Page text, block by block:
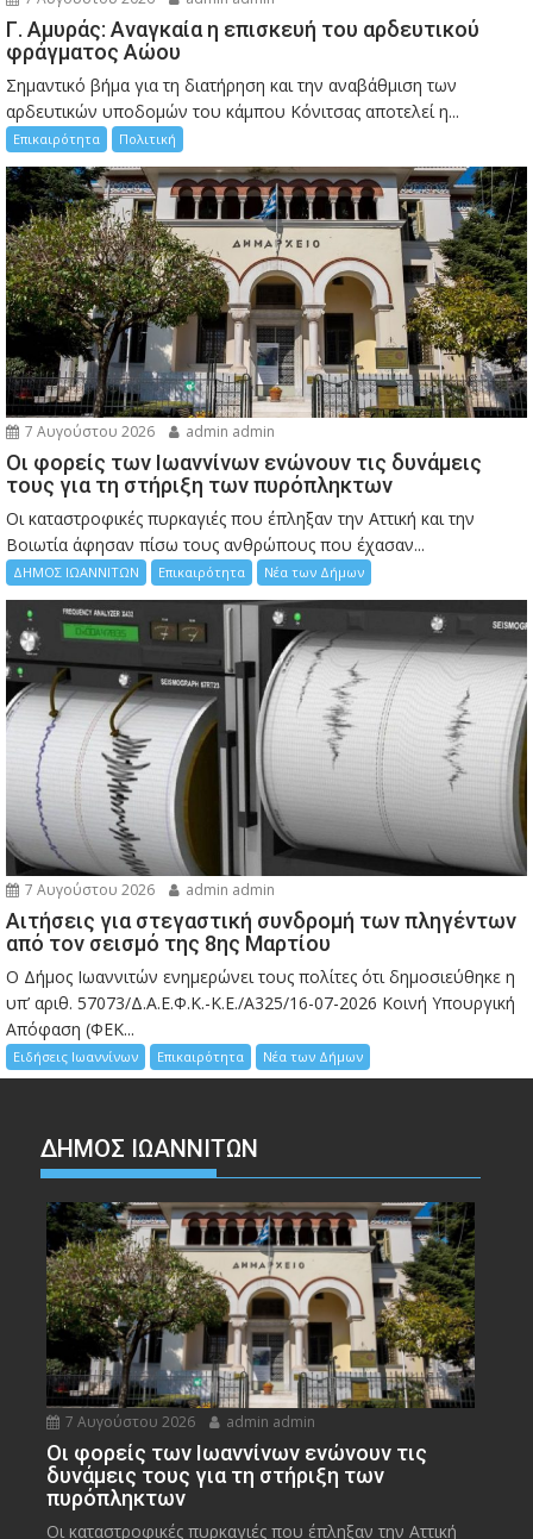
Γ. Αμυράς: Αναγκαία η επισκευή του αρδευτικού
φράγματος Αώου
Σημαντικό βήμα για τη διατήρηση και την αναβάθμιση των
αρδευτικών υποδομών του κάμπου Κόνιτσας αποτελεί η...
Επικαιρότητα Πολιτική
7 Αυγούστου 2026 admin admin
Οι φορείς των Ιωαννίνων ενώνουν τις δυνάμεις
τους για τη στήριξη των πυρόπληκτων
Οι καταστροφικές πυρκαγιές που έπληξαν την Αττική και την
Bοιωτία άφησαν πίσω τους ανθρώπους που έχασαν...
ΔΗΜΟΣ ΙΩΑΝΝΙΤΩΝ Επικαιρότητα Νέα των Δήμων
7 Αυγούστου 2026 admin admin
Αιτήσεις για στεγαστική συνδρομή των πληγέντων
από τον σεισμό της 8ης Μαρτίου
Ο Δήμος Ιωαννιτών ενημερώνει τους πολίτες ότι δημοσιεύθηκε η
υπ’ αριθ. 57073/Δ.Α.Ε.Φ.Κ.-Κ.Ε./Α325/16-07-2026 Κοινή Υπουργική
Απόφαση (ΦΕΚ...
Ειδήσεις Ιωαννίνων Επικαιρότητα Νέα των Δήμων
ΔΗΜΟΣ ΙΩΑΝΝΙΤΩΝ
7 Αυγούστου 2026 admin admin
Οι φορείς των Ιωαννίνων ενώνουν τις
δυνάμεις τους για τη στήριξη των
πυρόπληκτων
Οι καταστροφικές πυρκαγιές που έπληξαν την Αττική